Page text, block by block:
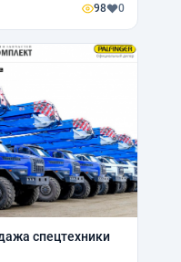
98 0
спецтехники